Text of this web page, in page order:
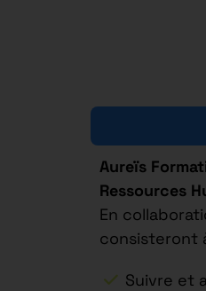
Aureïs
Ressources
En
consisteront
Suivre et